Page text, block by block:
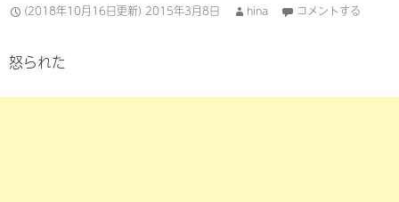
(2018年10月16日更新) 2015年3月8日 hina コメントする
怒られた